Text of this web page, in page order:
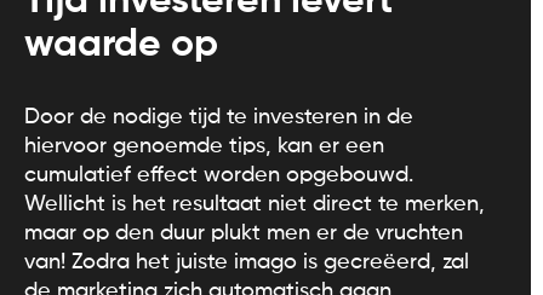
waarde op
Door de nodige tijd te investeren in de
hiervoor genoemde tips, kan er een
cumulatief effect worden opgebouwd.
Wellicht is het resultaat niet direct te merken,
maar op den duur plukt men er de vruchten
van! Zodra het juiste imago is gecreëerd, zal